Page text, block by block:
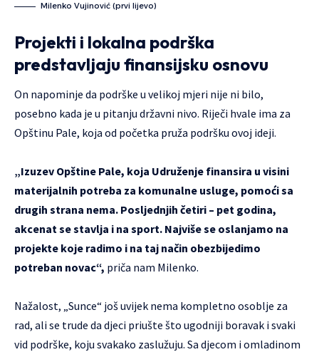
Milenko Vujinović (prvi lijevo)
Projekti i lokalna podrška
predstavljaju finansijsku osnovu
On napominje da podrške u velikoj mjeri nije ni bilo,
posebno kada je u pitanju državni nivo. Riječi hvale ima za
Opštinu Pale, koja od početka pruža podršku ovoj ideji.
„Izuzev Opštine Pale, koja Udruženje finansira u visini
materijalnih potreba za komunalne usluge, pomoći sa
drugih strana nema. Posljednjih četiri – pet godina,
akcenat se stavlja i na sport. Najviše se oslanjamo na
projekte koje radimo i na taj način obezbijedimo
potreban novac“, priča nam Milenko.
Nažalost, „Sunce“ još uvijek nema kompletno osoblje za
rad, ali se trude da djeci priušte što ugodniji boravak i svaki
vid podrške, koju svakako zaslužuju. Sa djecom i omladinom